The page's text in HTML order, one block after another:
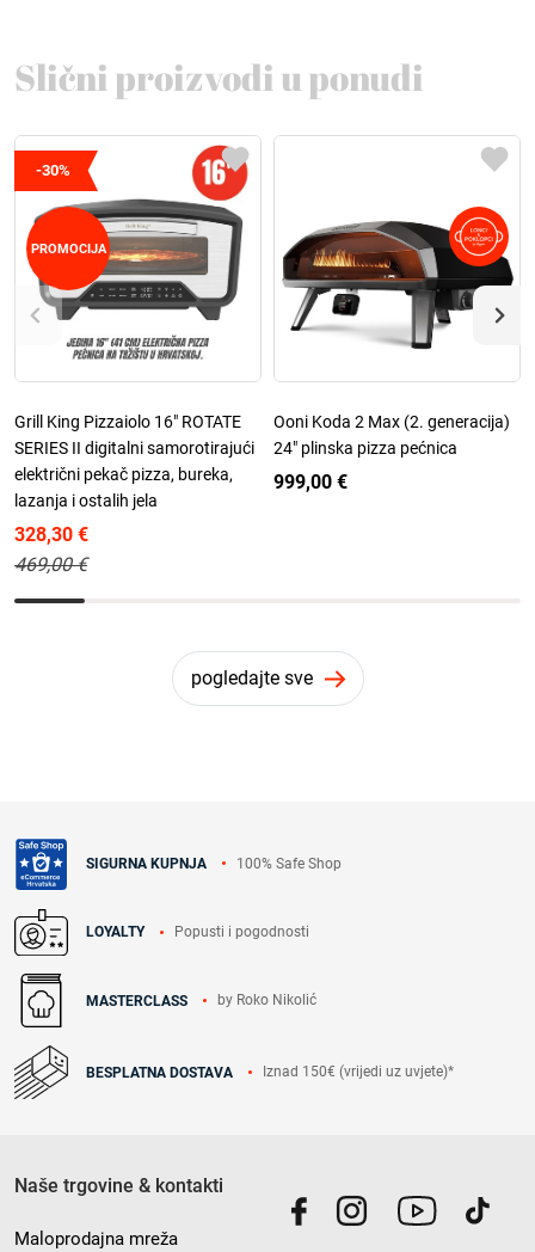
Slični proizvodi u ponudi
-30%
PROMOCIJA
Grill King Pizzaiolo 16" ROTATE
SERIES II digitalni samorotirajući
električni pekač pizza, bureka,
lazanja i ostalih jela
328,30 €
469,00 €
Ooni Koda 2 Max (2. generacija)
24" plinska pizza pećnica
999,00 €
pogledajte sve
SIGURNA KUPNJA 100% Safe Shop
LOYALTY Popusti i pogodnosti
MASTERCLASS by Roko Nikolić
BESPLATNA DOSTAVA Iznad 150€ (vrijedi uz uvjete)*
Naše trgovine & kontakti
Maloprodajna mreža